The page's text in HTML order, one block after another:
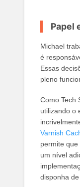
Papel
Michael
é
Essas
pleno
Como Tech
utilizando o
Varnish
permite
um nível
disponha